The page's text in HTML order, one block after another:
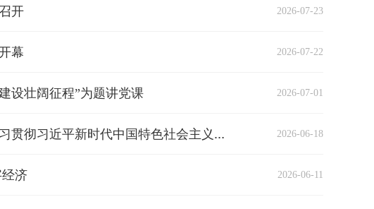
开 2026-07-23
幕 2026-07-22
设壮阔征程”为题讲党课 2026-07-01
庄荣文：以党的创新理论引领网络强国建设（深入学习贯彻习近平新时代中国特色社会主义思想） 2026-06-18
济 2026-06-11